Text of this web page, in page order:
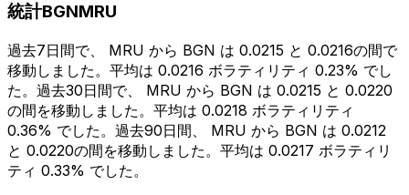
統計BGNMRU
過去7日間で、 MRU から BGN は 0.0215 と 0.0216の間で
移動しました。平均は 0.0216 ボラティリティ 0.23% でし
た。過去30日間で、 MRU から BGN は 0.0215 と 0.0220
の間を移動しました。平均は 0.0218 ボラティリティ
0.36% でした。過去90日間、 MRU から BGN は 0.0212
と 0.0220の間を移動しました。平均は 0.0217 ボラティリ
ティ 0.33% でした。